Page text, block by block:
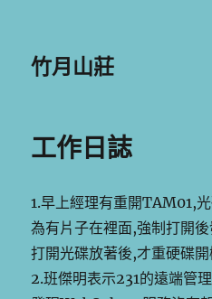
竹月山莊
工作日誌
1.早上經理有重開TAM01,
為有片子在裡面,強制打開
打開光碟放著後,才重硬碟
2.班傑明表示231的遠端管